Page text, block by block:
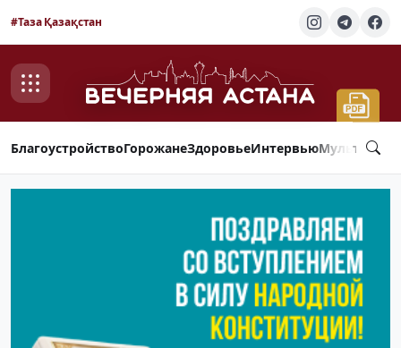
#Таза Қазақстан
БлагоустройствоГорожанеЗдоровьеИнтервью